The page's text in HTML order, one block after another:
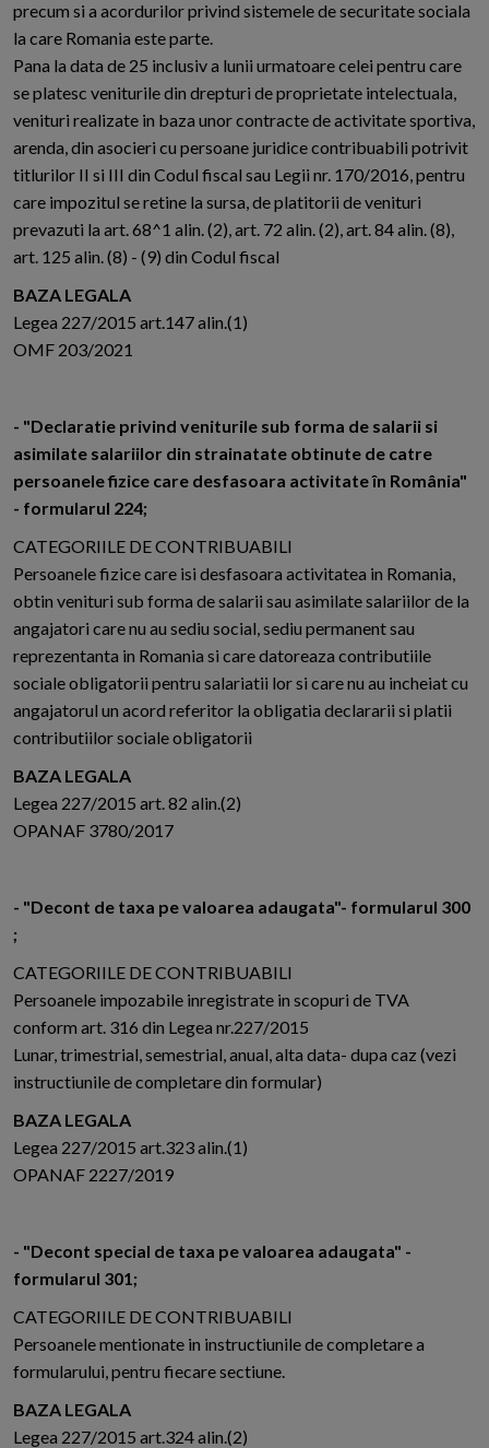
precum si a acordurilor privind sistemele de securitate sociala
la care Romania este parte.
Pana la data de 25 inclusiv a lunii urmatoare celei pentru care
se platesc veniturile din drepturi de proprietate intelectuala,
venituri realizate in baza unor contracte de activitate sportiva,
arenda, din asocieri cu persoane juridice contribuabili potrivit
titlurilor II si III din Codul fiscal sau Legii nr. 170/2016, pentru
care impozitul se retine la sursa, de platitorii de venituri
prevazuti la art. 68^1 alin. (2), art. 72 alin. (2), art. 84 alin. (8),
art. 125 alin. (8) - (9) din Codul fiscal
BAZA LEGALA
Legea 227/2015 art.147 alin.(1)
OMF 203/2021
- "Declaratie privind veniturile sub forma de salarii si
asimilate salariilor din strainatate obtinute de catre
persoanele fizice care desfasoara activitate în România"
- formularul 224;
CATEGORIILE DE CONTRIBUABILI
Persoanele fizice care isi desfasoara activitatea in Romania,
obtin venituri sub forma de salarii sau asimilate salariilor de la
angajatori care nu au sediu social, sediu permanent sau
reprezentanta in Romania si care datoreaza contributiile
sociale obligatorii pentru salariatii lor si care nu au incheiat cu
angajatorul un acord referitor la obligatia declararii si platii
contributiilor sociale obligatorii
BAZA LEGALA
Legea 227/2015 art. 82 alin.(2)
OPANAF 3780/2017
- "Decont de taxa pe valoarea adaugata"- formularul 300
;
CATEGORIILE DE CONTRIBUABILI
Persoanele impozabile inregistrate in scopuri de TVA
conform art. 316 din Legea nr.227/2015
Lunar, trimestrial, semestrial, anual, alta data- dupa caz (vezi
instructiunile de completare din formular)
BAZA LEGALA
Legea 227/2015 art.323 alin.(1)
OPANAF 2227/2019
- "Decont special de taxa pe valoarea adaugata" -
formularul 301;
CATEGORIILE DE CONTRIBUABILI
Persoanele mentionate in instructiunile de completare a
formularului, pentru fiecare sectiune.
BAZA LEGALA
Legea 227/2015 art.324 alin.(2)